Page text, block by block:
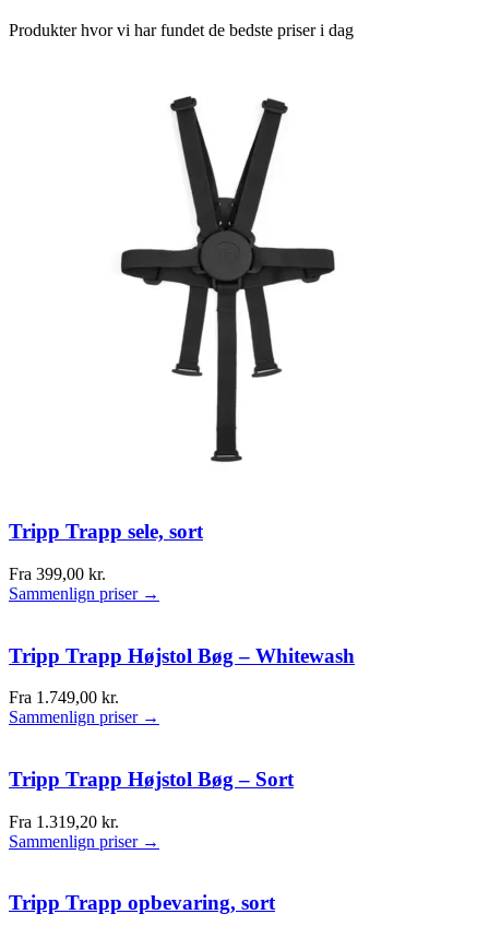
Produkter hvor vi har fundet de bedste priser i dag
Tripp Trapp sele, sort
Fra 399,00 kr.
Sammenlign priser →
Tripp Trapp Højstol Bøg – Whitewash
Fra 1.749,00 kr.
Sammenlign priser →
Tripp Trapp Højstol Bøg – Sort
Fra 1.319,20 kr.
Sammenlign priser →
Tripp Trapp opbevaring, sort